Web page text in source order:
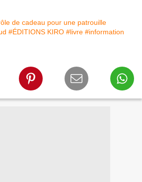
de cadeau pour une patrouille
#ÉDITIONS KIRO #livre #information